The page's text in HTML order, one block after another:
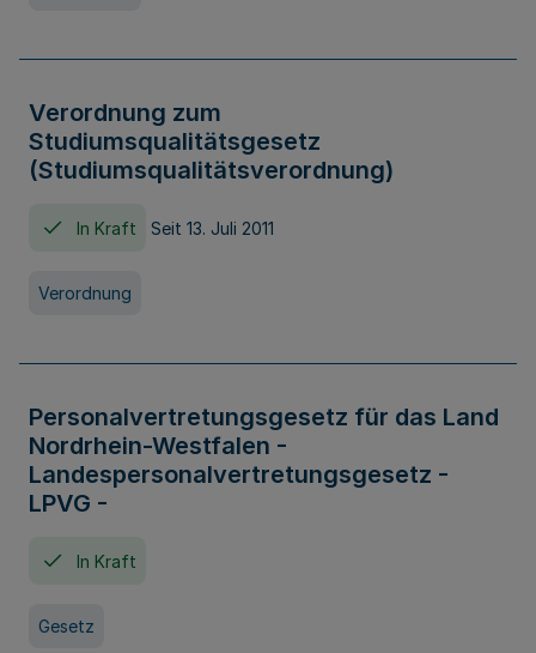
Verordnung zum
Studiumsqualitätsgesetz
(Studiumsqualitätsverordnung)
In Kraft Seit 13. Juli 2011
Verordnung
Personalvertretungsgesetz für das Land
Nordrhein-Westfalen -
Landespersonalvertretungsgesetz -
LPVG -
In Kraft
Gesetz